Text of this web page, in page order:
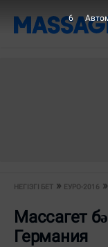
НЕГІЗГІ БЕТ ЕУРО-2016
Массагет
Германия
6